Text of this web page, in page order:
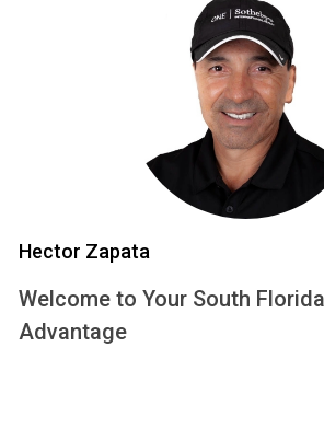
las casas de nueva construcción
sistemas de seguridad
electrodomésticos
iluminación automatizado, la
integrando para mejorar la
la eficiencia energética de
ofrezcan una experiencia de
inteligente. Los asistentes
termostatos inteligentes y los
Hector Zapata
Welcome to Your South
Advantage